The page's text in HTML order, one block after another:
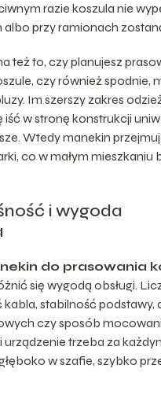
razie koszula nie
przy ramionach
też to, czy planujesz
czy również spodnie,
Im szerszy zakres
iść w stronę konstrukcji
Wtedy manekin
co w małym mieszkaniu
i wygoda
do prasowania
się wygodą obsługi.
kabla, stabilność podstawy,
czy sposób
urządzenie trzeba za
w szafie, szybko